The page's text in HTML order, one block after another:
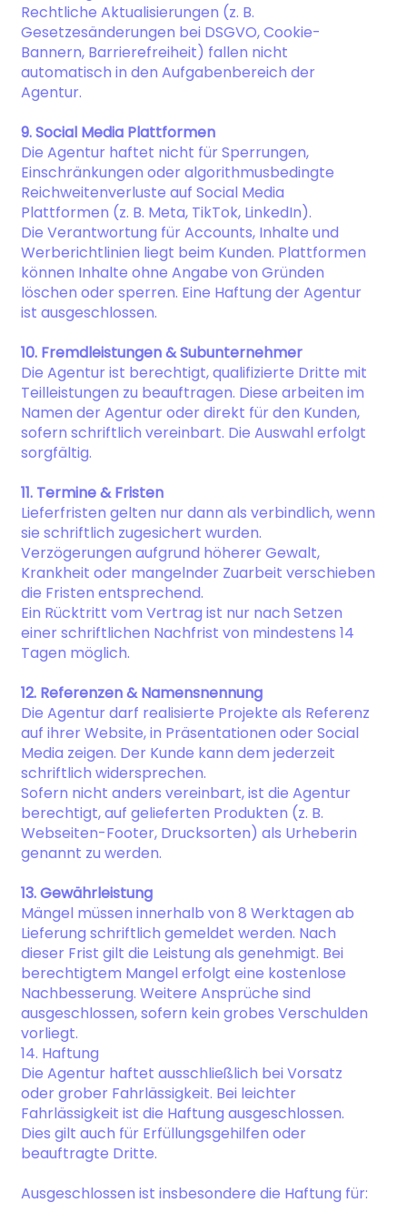
Rechtliche Aktualisierungen (z. B.
Gesetzesänderungen bei DSGVO, Cookie-
Bannern, Barrierefreiheit) fallen nicht
automatisch in den Aufgabenbereich der
Agentur.
9. Social Media Plattformen
Die Agentur haftet nicht für Sperrungen,
Einschränkungen oder algorithmusbedingte
Reichweitenverluste auf Social Media
Plattformen (z. B. Meta, TikTok, LinkedIn).
Die Verantwortung für Accounts, Inhalte und
Werberichtlinien liegt beim Kunden. Plattformen
können Inhalte ohne Angabe von Gründen
löschen oder sperren. Eine Haftung der Agentur
ist ausgeschlossen.
10. Fremdleistungen & Subunternehmer
Die Agentur ist berechtigt, qualifizierte Dritte mit
Teilleistungen zu beauftragen. Diese arbeiten im
Namen der Agentur oder direkt für den Kunden,
sofern schriftlich vereinbart. Die Auswahl erfolgt
sorgfältig.
11. Termine & Fristen
Lieferfristen gelten nur dann als verbindlich, wenn
sie schriftlich zugesichert wurden.
Verzögerungen aufgrund höherer Gewalt,
Krankheit oder mangelnder Zuarbeit verschieben
die Fristen entsprechend.
Ein Rücktritt vom Vertrag ist nur nach Setzen
einer schriftlichen Nachfrist von mindestens 14
Tagen möglich.
12. Referenzen & Namensnennung
Die Agentur darf realisierte Projekte als Referenz
auf ihrer Website, in Präsentationen oder Social
Media zeigen. Der Kunde kann dem jederzeit
schriftlich widersprechen.
Sofern nicht anders vereinbart, ist die Agentur
berechtigt, auf gelieferten Produkten (z. B.
Webseiten-Footer, Drucksorten) als Urheberin
genannt zu werden.
13. Gewährleistung
Mängel müssen innerhalb von 8 Werktagen ab
Lieferung schriftlich gemeldet werden. Nach
dieser Frist gilt die Leistung als genehmigt. Bei
berechtigtem Mangel erfolgt eine kostenlose
Nachbesserung. Weitere Ansprüche sind
ausgeschlossen, sofern kein grobes Verschulden
vorliegt.
14. Haftung
Die Agentur haftet ausschließlich bei Vorsatz
oder grober Fahrlässigkeit. Bei leichter
Fahrlässigkeit ist die Haftung ausgeschlossen.
Dies gilt auch für Erfüllungsgehilfen oder
beauftragte Dritte.
Ausgeschlossen ist insbesondere die Haftung für: